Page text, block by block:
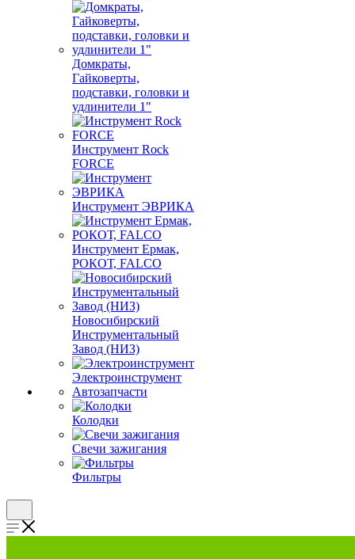
Домкраты,
Гайковерты,
подставки, головки и
удлинители 1"
Инструмент Rock
FORCE
Инструмент ЭВРИКА
Инструмент Ермак,
РОКОТ, FALCO
Новосибирский
Инструментальный
Завод (НИЗ)
Электроинструмент
Автозапчасти
Колодки
Свечи зажигания
Фильтры